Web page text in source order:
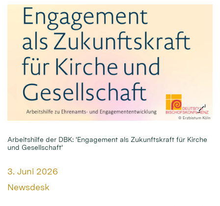
© Erzbistum Köln
Arbeitshilfe der DBK: 'Engagement als Zukunftskraft für Kirche
und Gesellschaft'
Datum:
3. Juni 2026
Von:
Newsdesk